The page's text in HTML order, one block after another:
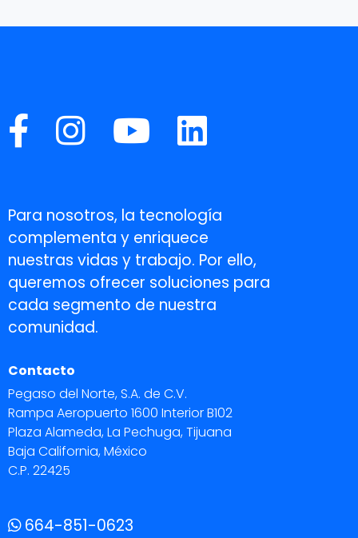
Para nosotros, la tecnología
complementa y enriquece
nuestras vidas y trabajo. Por ello,
queremos ofrecer soluciones para
cada segmento de nuestra
comunidad.
Contacto
Pegaso del Norte, S.A. de C.V.
Rampa Aeropuerto 1600 Interior B102
Plaza Alameda, La Pechuga, Tijuana
Baja California, México
C.P. 22425
664-851-0623